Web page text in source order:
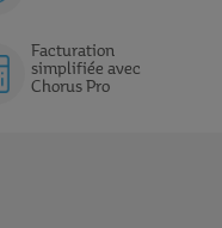
Facturation
simplifiée avec
Chorus Pro